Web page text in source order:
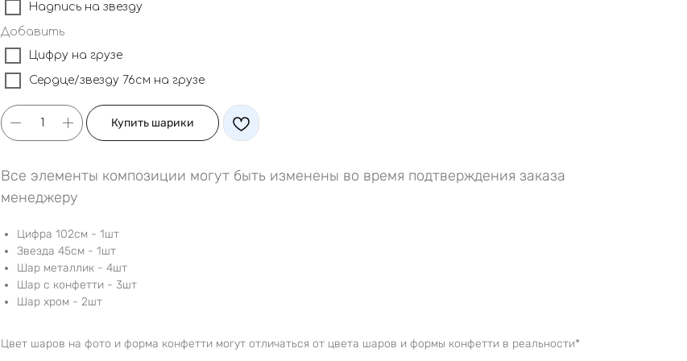
Надпись на звезду
Добавить
Цифру на грузе
Сердце/звезду 76см на грузе
Купить шарики
Все элементы композиции могут быть изменены во время подтверждения заказа
менеджеру
Цифра 102см - 1шт
Звезда 45см - 1шт
Шар металлик - 4шт
Шар с конфетти - 3шт
Шар хром - 2шт
Цвет шаров на фото и форма конфетти могут отличаться от цвета шаров и формы конфетти в реальности*